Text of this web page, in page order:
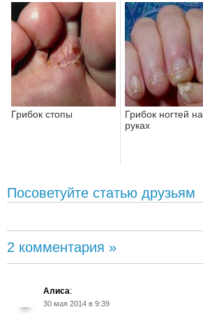
Грибок стопы
Грибок ногтей на
руках
Посоветуйте статью друзьям
2 комментария »
Алиса:
30 мая 2014 в 9:39